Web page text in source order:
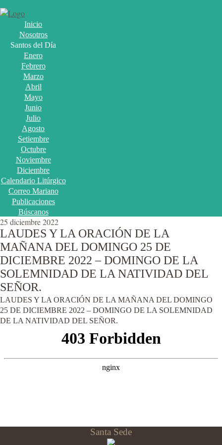
Inicio
Nosotros
Santos del Día
Enero
Febrero
Marzo
Abril
Mayo
Junio
Julio
Agosto
Setiembre
Octubre
Noviembre
Diciembre
Calendario Litúrgico
Correo Mariano
Publicaciones
Búscanos
25 diciembre 2022
LAUDES Y LA ORACIÓN DE LA
MAÑANA DEL DOMINGO 25 DE
DICIEMBRE 2022 – DOMINGO DE LA
SOLEMNIDAD DE LA NATIVIDAD DEL
SEÑOR.
LAUDES Y LA ORACIÓN DE LA MAÑANA DEL DOMINGO
25 DE DICIEMBRE 2022 – DOMINGO DE LA SOLEMNIDAD
DE LA NATIVIDAD DEL SEÑOR.
Santa Sede